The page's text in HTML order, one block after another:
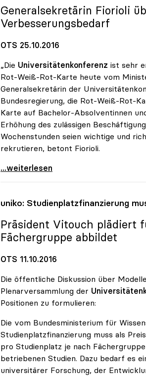
Generalsekretärin Fiorioli
Verbesserungsbedarf
OTS 25.10.2016
„Die Universitätenkonferenz ist sehr
Rot-Weiß-Rot-Karte heute vom
Generalsekretärin der
Bundesregierung, die Rot-Weiß-Rot-
Karte auf Bachelor-Absolventinnen
Erhöhung des zulässigen
Wochenstunden seien wichtige und
rekrutieren, betont Fiorioli.
RWR-Karte: „Ministerrat greift
...weiterlesen
uniko: Studienplatzfinanzierung
Präsident Vitouch plädiert
Fächergruppe abbildet
OTS 11.10.2016
Die öffentliche Diskussion über
Plenarversammlung der
Positionen zu formulieren:
Die vom Bundesministerium für
Studienplatzfinanzierung muss als
pro Studienplatz je nach
betriebenen Studien. Dazu bedarf es
universitärer Forschung, der